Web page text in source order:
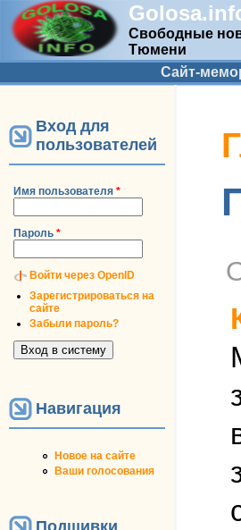
Свободные
Тюмени
Дополнительное
Сайт-
Вход для
пользователей
Имя пользователя *
Пароль *
Войти через OpenID
Зарегистрироваться на
сайте
Забыли пароль?
Навигация
Новое на сайте
Ваши голосования
Подшивки